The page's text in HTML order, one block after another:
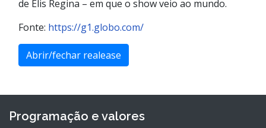
de Elis Regina – em que o show veio ao mundo.
Fonte: https://g1.globo.com/
Abrir/fechar realease
Programação e valores